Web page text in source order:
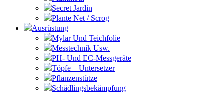
Secret Jardin
Plante Net / Scrog
Ausrüstung
Mylar Und Teichfolie
Messtechnik Usw.
PH- Und EC-Messgeräte
Töpfe – Untersetzer
Pflanzenstütze
Schädlingsbekämpfung